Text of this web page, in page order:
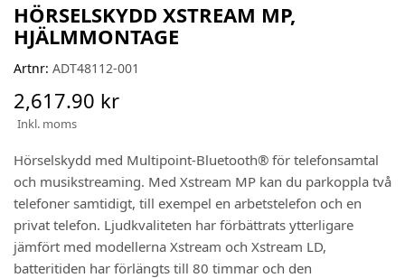
HÖRSELSKYDD XSTREAM MP,
HJÄLMMONTAGE
Artnr: ADT48112-001
2,617.90 kr
Inkl. moms
Hörselskydd med Multipoint-Bluetooth® för telefonsamtal
och musikstreaming. Med Xstream MP kan du parkoppla två
telefoner samtidigt, till exempel en arbetstelefon och en
privat telefon. Ljudkvaliteten har förbättrats ytterligare
jämfört med modellerna Xstream och Xstream LD,
batteritiden har förlängts till 80 timmar och den